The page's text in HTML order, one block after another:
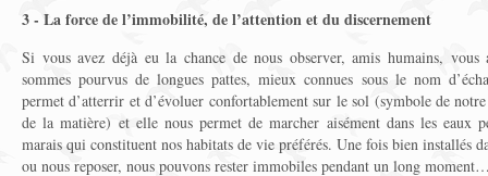
3 - La force de l’immobilité, de l’attention et du discernement
Si vous avez déjà eu la chance de nous observer, amis humains, vous
sommes pourvus de longues pattes, mieux connues sous le nom
permet d’atterrir et d’évoluer confortablement sur le sol (symbole de
de la matière) et elle nous permet de marcher aisément dans les eaux
marais qui constituent nos habitats de vie préférés. Une fois bien installés
ou nous reposer, nous pouvons rester immobiles pendant un long